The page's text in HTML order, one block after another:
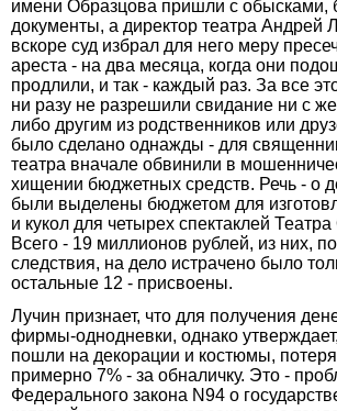
имени Образцова пришли с обысками,
документы, а директор театра Андрей
вскоре суд избрал для него меру
ареста - на два месяца, когда они
продлили, и так - каждый раз. За все
ни разу не разрешили свидание ни с
либо другим из родственников или
было сделано однажды - для
театра вначале обвинили в
хищении бюджетных средств. Речь - о
были выделены бюджетом для
и кукол для четырех спектаклей
Всего - 19 миллионов рублей, из них,
следствия, на дело истрачено было
остальные 12 - присвоены.
Лучин признает, что для получения
фирмы-однодневки, однако
пошли на декорации и костюмы,
примерно 7% - за обналичку. Это -
Федерального закона N94 о